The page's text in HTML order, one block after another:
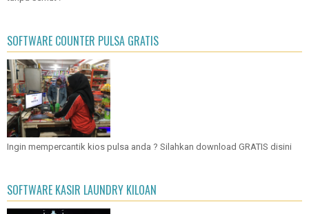
SOFTWARE COUNTER PULSA GRATIS
Ingin mempercantik kios pulsa anda ? Silahkan download GRATIS disini
SOFTWARE KASIR LAUNDRY KILOAN